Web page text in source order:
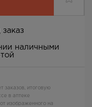
заказ
наличными
заказов, итоговую
в аптеке
изображенного на